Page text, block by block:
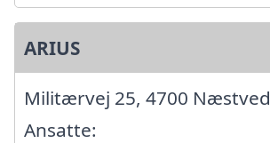
ARIUS
Militærvej 25, 4700 Næstved
Ansatte: